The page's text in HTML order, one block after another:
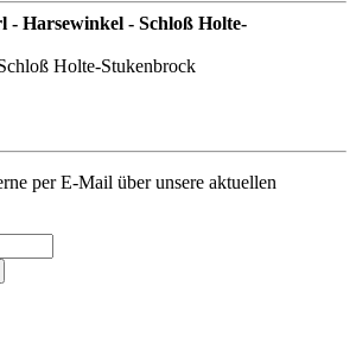
- Harsewinkel - Schloß Holte-
Holte-Stukenbrock
per E-Mail über unsere aktuellen